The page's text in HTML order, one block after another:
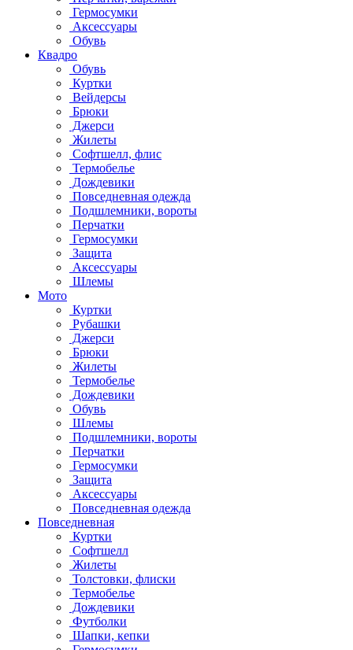
Гермосумки
Аксессуары
Обувь
Квадро
Обувь
Куртки
Вейдерсы
Брюки
Джерси
Жилеты
Софтшелл, флис
Термобелье
Дождевики
Повседневная одежда
Подшлемники, вороты
Перчатки
Гермосумки
Защита
Аксессуары
Шлемы
Мото
Куртки
Рубашки
Джерси
Брюки
Жилеты
Термобелье
Дождевики
Обувь
Шлемы
Подшлемники, вороты
Перчатки
Гермосумки
Защита
Аксессуары
Повседневная одежда
Повседневная
Куртки
Софтшелл
Жилеты
Толстовки, флиски
Термобелье
Дождевики
Футболки
Шапки, кепки